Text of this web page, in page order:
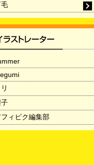
リ
フィピク編集部